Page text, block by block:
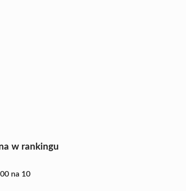
w rankingu
na 10